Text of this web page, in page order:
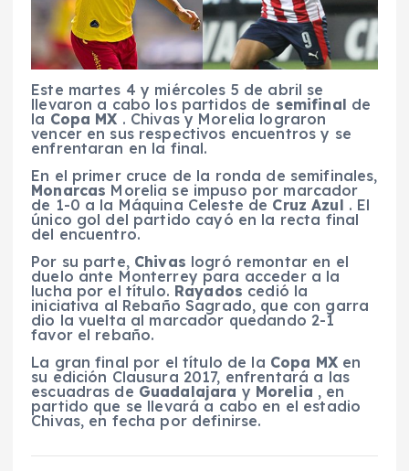
Este martes 4 y miércoles 5 de abril se
llevaron a cabo los partidos de semifinal de
la Copa MX . Chivas y Morelia lograron
vencer en sus respectivos encuentros y se
enfrentaran en la final.
En el primer cruce de la ronda de semifinales,
Monarcas Morelia se impuso por marcador
de 1-0 a la Máquina Celeste de Cruz Azul . El
único gol del partido cayó en la recta final
del encuentro.
Por su parte, Chivas logró remontar en el
duelo ante Monterrey para acceder a la
lucha por el título. Rayados cedió la
iniciativa al Rebaño Sagrado, que con garra
dio la vuelta al marcador quedando 2-1
favor el rebaño.
La gran final por el título de la Copa MX en
su edición Clausura 2017, enfrentará a las
escuadras de Guadalajara y Morelia , en
partido que se llevará a cabo en el estadio
Chivas, en fecha por definirse.